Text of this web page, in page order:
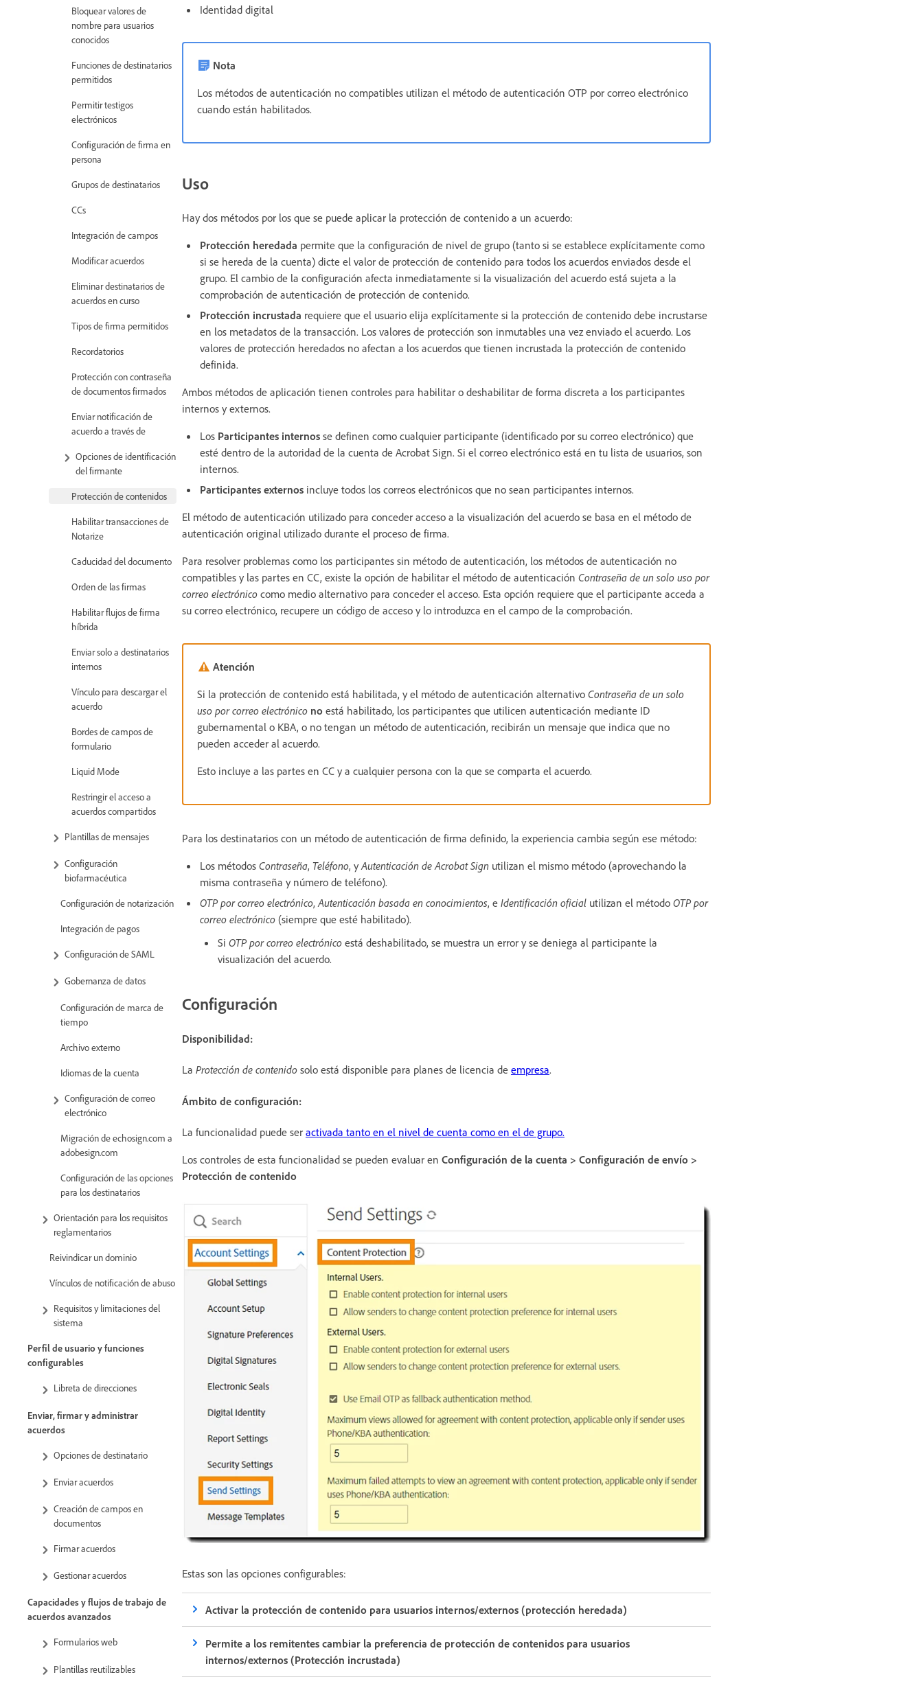
Bloquear valores de
nombre para usuarios
conocidos
Funciones de destinatarios
permitidos
Permitir testigos
electrónicos
Configuración de firma en
persona
Grupos de destinatarios
CCs
Integración de campos
Modificar acuerdos
Eliminar destinatarios de
acuerdos en curso
Tipos de firma permitidos
Recordatorios
Protección con contraseña
de documentos firmados
Enviar notificación de
acuerdo a través de
Opciones de identificación
del firmante
Protección de contenidos
Habilitar transacciones de
Notarize
Caducidad del documento
Orden de las firmas
Habilitar flujos de firma
híbrida
Enviar solo a destinatarios
internos
Vínculo para descargar el
acuerdo
Bordes de campos de
formulario
Liquid Mode
Restringir el acceso a
acuerdos compartidos
Plantillas de mensajes
Configuración
biofarmacéutica
Configuración de notarización
Integración de pagos
Configuración de SAML
Gobernanza de datos
Configuración de marca de
tiempo
Archivo externo
Idiomas de la cuenta
Configuración de correo
electrónico
Migración de echosign.com a
adobesign.com
Configuración de las opciones
para los destinatarios
Orientación para los requisitos
reglamentarios
Reivindicar un dominio
Vínculos de notificación de abuso
Requisitos y limitaciones del
sistema
Perfil de usuario y funciones
configurables
Libreta de direcciones
Enviar, firmar y administrar
acuerdos
Opciones de destinatario
Enviar acuerdos
Creación de campos en
documentos
Firmar acuerdos
Gestionar acuerdos
Capacidades y flujos de trabajo de
acuerdos avanzados
Formularios web
Plantillas reutilizables
Identidad digital
Nota
Los métodos de autenticación no compatibles utilizan el método de autenticación OTP por correo electrónico
cuando están habilitados.
Uso
Hay dos métodos por los que se puede aplicar la protección de contenido a un acuerdo:
Protección heredada permite que la configuración de nivel de grupo (tanto si se establece explícitamente como
si se hereda de la cuenta) dicte el valor de protección de contenido para todos los acuerdos enviados desde el
grupo. El cambio de la configuración afecta inmediatamente si la visualización del acuerdo está sujeta a la
comprobación de autenticación de protección de contenido.
Protección incrustada requiere que el usuario elija explícitamente si la protección de contenido debe incrustarse
en los metadatos de la transacción. Los valores de protección son inmutables una vez enviado el acuerdo. Los
valores de protección heredados no afectan a los acuerdos que tienen incrustada la protección de contenido
definida.
Ambos métodos de aplicación tienen controles para habilitar o deshabilitar de forma discreta a los participantes
internos y externos.
Los Participantes internos se definen como cualquier participante (identificado por su correo electrónico) que
esté dentro de la autoridad de la cuenta de Acrobat Sign. Si el correo electrónico está en tu lista de usuarios, son
internos.
Participantes externos incluye todos los correos electrónicos que no sean participantes internos.
El método de autenticación utilizado para conceder acceso a la visualización del acuerdo se basa en el método de
autenticación original utilizado durante el proceso de firma.
Para resolver problemas como los participantes sin método de autenticación, los métodos de autenticación no
compatibles y las partes en CC, existe la opción de habilitar el método de autenticación Contraseña de un solo uso por
correo electrónico como medio alternativo para conceder el acceso. Esta opción requiere que el participante acceda a
su correo electrónico, recupere un código de acceso y lo introduzca en el campo de la comprobación.
Atención
Si la protección de contenido está habilitada, y el método de autenticación alternativo Contraseña de un solo
uso por correo electrónico no está habilitado, los participantes que utilicen autenticación mediante ID
gubernamental o KBA, o no tengan un método de autenticación, recibirán un mensaje que indica que no
pueden acceder al acuerdo.
Esto incluye a las partes en CC y a cualquier persona con la que se comparta el acuerdo.
Para los destinatarios con un método de autenticación de firma definido, la experiencia cambia según ese método:
Los métodos Contraseña, Teléfono, yAutenticación de Acrobat Sign utilizan el mismo método (aprovechando la
misma contraseña y número de teléfono).
OTP por correo electrónico,Autenticación basada en conocimientos, e Identificación oficial utilizan el método OTP por
correo electrónico (siempre que esté habilitado).
Si OTP por correo electrónico está deshabilitado, se muestra un error y se deniega al participante la
visualización del acuerdo.
Configuración
Disponibilidad:
La Protección de contenido solo está disponible para planes de licencia de empresa.
Ámbito de configuración:
La funcionalidad puede ser activada tanto en el nivel de cuenta como en el de grupo.
Los controles de esta funcionalidad se pueden evaluar en Configuración de la cuenta > Configuración de envío >
Protección de contenido
Estas son las opciones configurables:
Activar la protección de contenido para usuarios internos/externos (protección heredada)
Permite a los remitentes cambiar la preferencia de protección de contenidos para usuarios
internos/externos (Protección incrustada)